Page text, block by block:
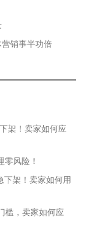
销事半功倍
架！卖家如何应
风险！
下架！卖家如何用
槛，卖家如何应